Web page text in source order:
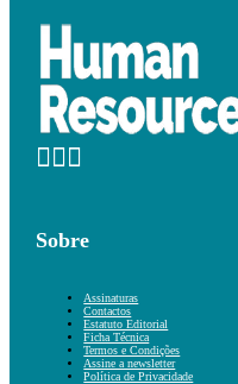
Sobre
Assinaturas
Contactos
Estatuto Editorial
Ficha Técnica
Termos e Condições
Assine a newsletter
Política de Privacidade